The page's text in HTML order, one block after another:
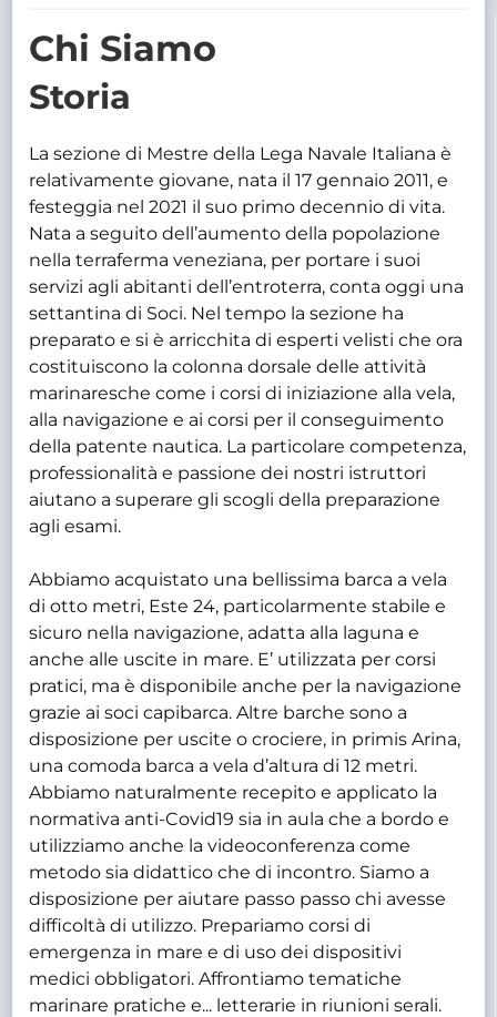
Chi Siamo
Storia
La sezione di Mestre della Lega Navale Italiana è
relativamente giovane, nata il 17 gennaio 2011, e
festeggia nel 2021 il suo primo decennio di vita.
Nata a seguito dell’aumento della popolazione
nella terraferma veneziana, per portare i suoi
servizi agli abitanti dell’entroterra, conta oggi una
settantina di Soci. Nel tempo la sezione ha
preparato e si è arricchita di esperti velisti che ora
costituiscono la colonna dorsale delle attività
marinaresche come i corsi di iniziazione alla vela,
alla navigazione e ai corsi per il conseguimento
della patente nautica. La particolare competenza,
professionalità e passione dei nostri istruttori
aiutano a superare gli scogli della preparazione
agli esami.
Abbiamo acquistato una bellissima barca a vela
di otto metri, Este 24, particolarmente stabile e
sicuro nella navigazione, adatta alla laguna e
anche alle uscite in mare. E’ utilizzata per corsi
pratici, ma è disponibile anche per la navigazione
grazie ai soci capibarca. Altre barche sono a
disposizione per uscite o crociere, in primis Arina,
una comoda barca a vela d’altura di 12 metri.
Abbiamo naturalmente recepito e applicato la
normativa anti-Covid19 sia in aula che a bordo e
utilizziamo anche la videoconferenza come
metodo sia didattico che di incontro. Siamo a
disposizione per aiutare passo passo chi avesse
difficoltà di utilizzo. Prepariamo corsi di
emergenza in mare e di uso dei dispositivi
medici obbligatori. Affrontiamo tematiche
marinare pratiche e... letterarie in riunioni serali.